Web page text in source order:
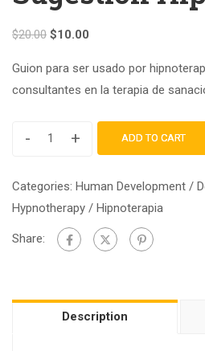
$20.00 Original
was:
$20.00.
$10.00
is:
$10.00.
Guion para ser usado por
consultantes en la terapia de
-
Eliminando
Emocionales
-
Guion
Sugestión
quantity
+ ADD TO CART
Categories: Human Development /
Hypnotherapy / Hipnoterapia
Share:
Description